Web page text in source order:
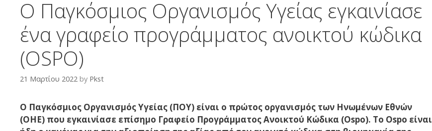
Ο Παγκόσμιος Οργανισμός Υγείας εγκαινίασε
ένα γραφείο προγράμματος ανοικτού κώδικα
(OSPO)
21 Μαρτίου 2022 by Pkst
Ο Παγκόσμιος Οργανισμός Υγείας (ΠΟΥ) είναι ο πρώτος οργανισμός των Ηνωμένων Εθνών
(ΟΗΕ) που εγκαινίασε επίσημο Γραφείο Προγράμματος Ανοικτού Κώδικα (Ospo). Το Ospo είναι